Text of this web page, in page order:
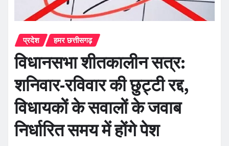
प्रदेश हमर छत्तीसगढ़
विधानसभा शीतकालीन सत्र:
शनिवार-रविवार की छुट्टी रद्द,
विधायकों के सवालों के जवाब
निर्धारित समय में होंगे पेश